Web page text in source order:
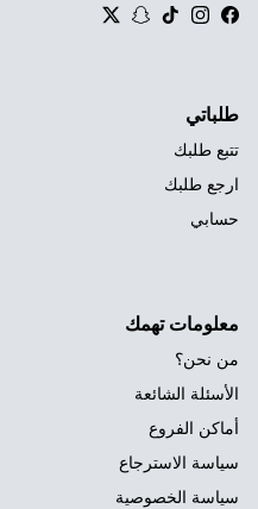
Facebook
Instagram
TikTok
Snapchat
Twitter
طلباتي
تتبع طلبك
ارجع طلبك
حسابي
معلومات تهمك
من نحن؟
الأسئلة الشائعة
أماكن الفروع
سياسة الاسترجاع
سياسة الخصوصية